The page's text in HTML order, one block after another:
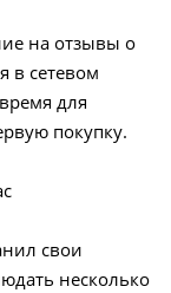
на отзывы о
в сетевом
для
покупку.
свои
несколько